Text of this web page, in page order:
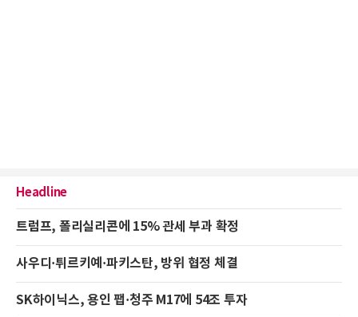
Headline
트럼프, 폴리실리콘에 15% 관세 부과 확정
사우디·튀르키예·파키스탄, 방위 협정 체결
SK하이닉스, 용인 팹·청주 M17에 54조 투자